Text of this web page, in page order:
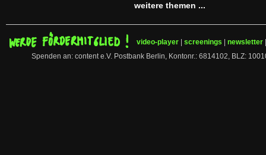
weitere themen ...
video-player screenings newsletter
Spenden an: content e.V. Postbank Berlin, Kontonr.: 6814102, BLZ: